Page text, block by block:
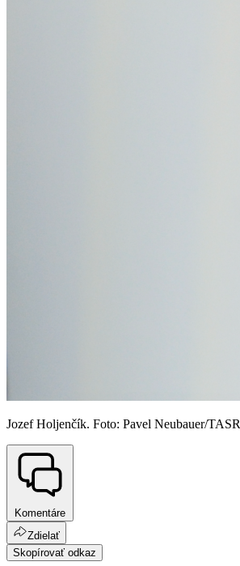
Jozef Holjenčík. Foto: Pavel Neubauer/TASR
Komentáre
Zdielať
Skopírovať odkaz